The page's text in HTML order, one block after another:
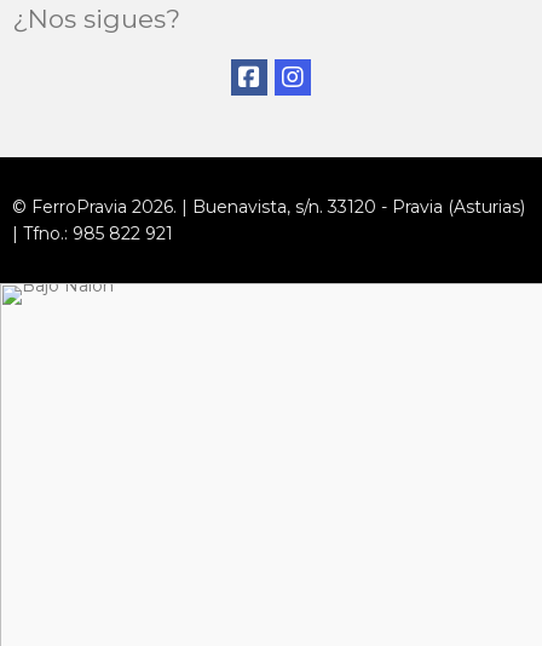
¿Nos sigues?
© FerroPravia 2026. | Buenavista, s/n. 33120 - Pravia (Asturias)
| Tfno.: 985 822 921